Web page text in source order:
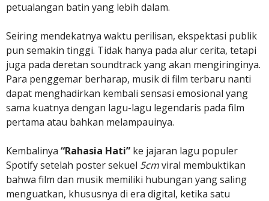
petualangan batin yang lebih dalam.
Seiring mendekatnya waktu perilisan, ekspektasi publik
pun semakin tinggi. Tidak hanya pada alur cerita, tetapi
juga pada deretan soundtrack yang akan mengiringinya.
Para penggemar berharap, musik di film terbaru nanti
dapat menghadirkan kembali sensasi emosional yang
sama kuatnya dengan lagu-lagu legendaris pada film
pertama atau bahkan melampauinya.
Kembalinya “Rahasia Hati” ke jajaran lagu populer
Spotify setelah poster sekuel 5cmviral membuktikan
bahwa film dan musik memiliki hubungan yang saling
menguatkan, khususnya di era digital, ketika satu